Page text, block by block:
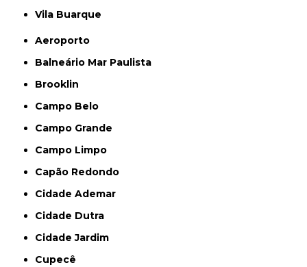
Vila Buarque
Aeroporto
Balneário Mar Paulista
Brooklin
Campo Belo
Campo Grande
Campo Limpo
Capão Redondo
Cidade Ademar
Cidade Dutra
Cidade Jardim
Cupecê